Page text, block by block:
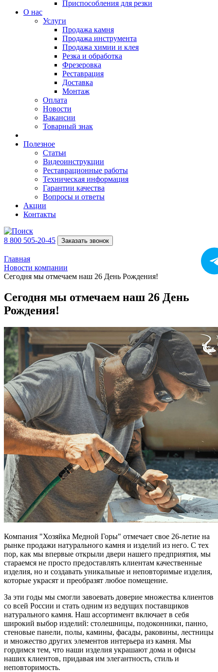
Приспособления для резки
О нас
Услуги
Продажа камня
Продажа инструмента
Продажа химии и клея
Резка и обработка
Фрезеровка
Реставрация
Доставка
Монтаж
Оплата
Новости
Вакансии
Товарный знак
Полезное
Статьи
Видеоинструкции
Реставрационные работы
Техническая информация
Гарантии качества
Вопросы и ответы
Акции
Контакты
8 800 505-20-45 Заказать звонок
Главная
Новости компании
Сегодня мы отмечаем наш 26 День Рождения!
Сегодня мы отмечаем наш 26 День
Рождения!
Компания "Хозяйка Медной Горы" отмечает свое 26-летие на
рынке продажи натурального камня и изделий из него. С тех
пор, как мы впервые открыли двери нашего предприятия, мы
стараемся не просто предоставлять клиентам качественные
изделия, но и создавать уникальные и неповторимые изделия,
которые украсят и преобразят любое помещение.
За эти годы мы смогли завоевать доверие множества клиентов
со всей России и стать одним из ведущих поставщиков
натурального камня. Наш ассортимент включает в себя
широкий выбор изделий: столешницы, подоконники, панно,
стеновые панели, полы, камины, фасады, раковины, лестницы
и множество других элементов интерьера из камня. Мы
гордимся тем, что наши изделия украшают дома и офисы
наших клиентов, придавая им элегантность, стиль и
неповторимость.